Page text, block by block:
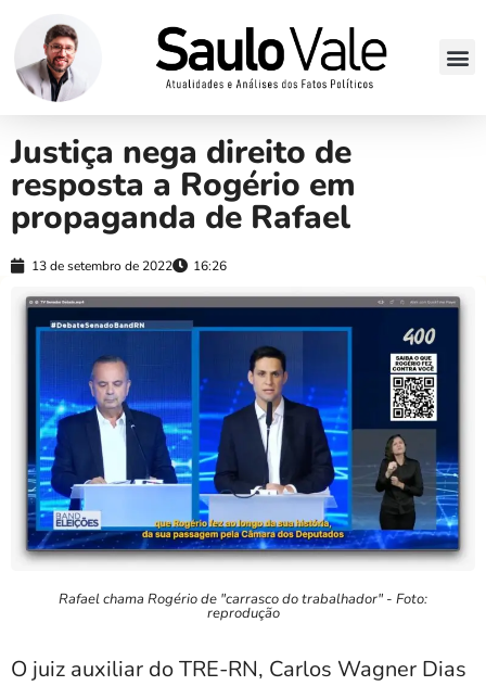
Justiça nega direito de
resposta a Rogério em
propaganda de Rafael
13 de setembro de 2022 16:26
Rafael chama Rogério de "carrasco do trabalhador" - Foto:
reprodução
O juiz auxiliar do TRE-RN, Carlos Wagner Dias